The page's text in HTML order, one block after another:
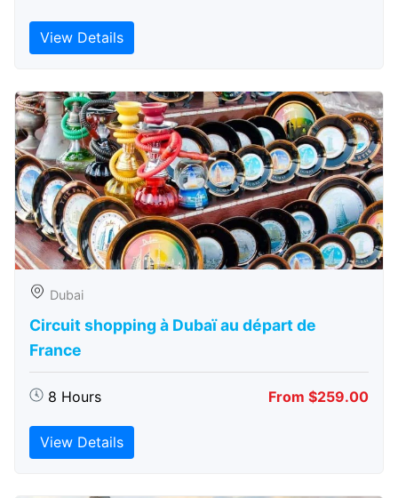
View Details
Dubai
Circuit shopping à Dubaï au départ de
France
8 Hours From $259.00
View Details